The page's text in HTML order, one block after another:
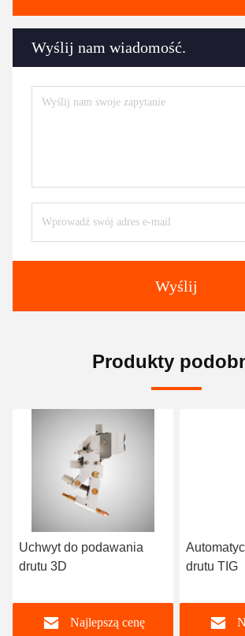
Wyślij nam wiadomość.
Wyślij
Produkty
Uchwyt do podawania
drutu 3D
Najlepszą cenę
drutu TIG